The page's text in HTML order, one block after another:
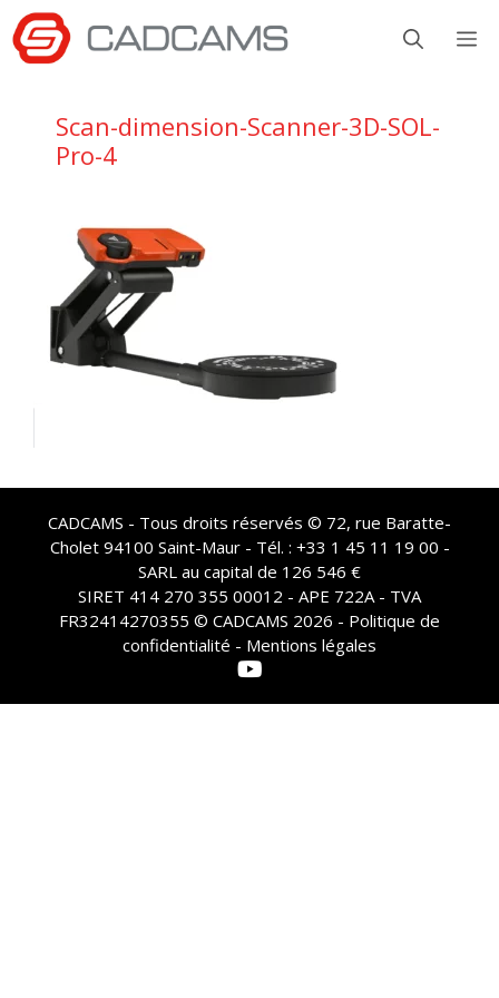
Aller
au
contenu
Scan-dimension-Scanner-3D-SOL-
Pro-4
CADCAMS - Tous droits réservés © 72, rue Baratte-
Cholet 94100 Saint-Maur - Tél. : +33 1 45 11 19 00 -
SARL au capital de 126 546 €
SIRET 414 270 355 00012 - APE 722A - TVA
FR32414270355 © CADCAMS 2026 - Politique de
confidentialité - Mentions légales